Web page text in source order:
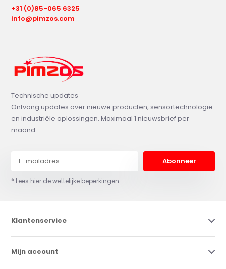
+31 (0)85-065 6325
info@pimzos.com
Technische updates
Ontvang updates over nieuwe producten, sensortechnologie
en industriële oplossingen. Maximaal 1 nieuwsbrief per
maand.
Abonneer
* Lees hier de wettelijke beperkingen
Klantenservice
Mijn account